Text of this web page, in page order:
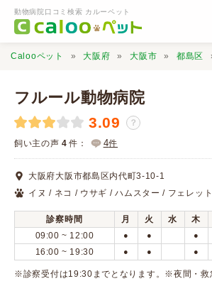
動物病院口コミ検索 カルーペット
動物病院検索
口コミ検索
Calooペットとは？
口コミ投稿
Calooペット 大阪府 大阪市 都島区
フルール動物病院
3.09 ？
飼い主の声 4 件： 4件
大阪府大阪市都島区内代町3-10-1
イヌ / ネコ / ウサギ / ハムスター / フェレッ
診察時間 月 火 水 木
09:00 ~ 12:00
● ● ●
16:00 ~ 19:30 ● ● ●
※診察受付は19:30までとなります。※夜間・救